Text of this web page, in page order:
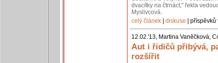
dvacítky na čtrnáct," řekla
Myslivcová.
celý článek
diskuse |
12.02.'13, Martina Vaněčková,
Aut i řidičů přibývá,
rozšířit